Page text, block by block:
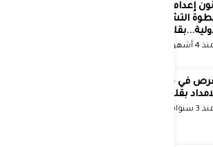
إعدام الأسرى الفلسطينيين: بين
التشريع وانهيار منظومة العدالة
الدكتور وسيم وني
4 أشهر
د. عبادة دعدوش
3 سنوات